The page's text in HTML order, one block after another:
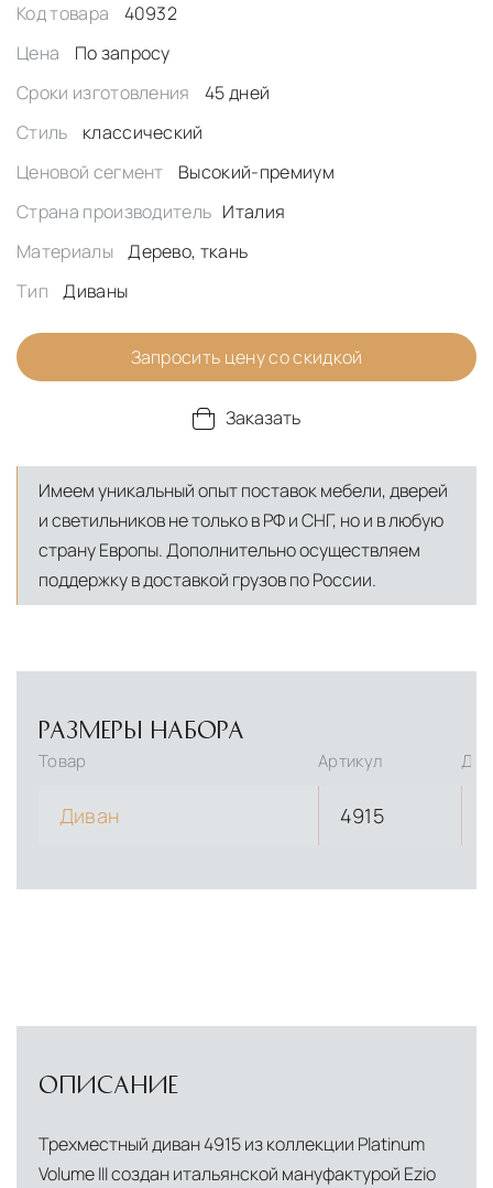
Код товара
40932
Цена
По запросу
Сроки изготовления
45 дней
Стиль
классический
Ценовой сегмент
Высокий-премиум
Страна производитель Италия
Материалы
Дерево, ткань
Тип
Диваны
Запросить цену со скидкой
Заказать
Имеем уникальный опыт поставок мебели, дверей
и светильников не только в РФ и СНГ, но и в любую
страну Европы. Дополнительно осуществляем
поддержку в доставкой грузов по России.
РАЗМЕРЫ НАБОРА
Товар Артикул
Диван 4915
ОПИСАНИЕ
Трехместный диван 4915 из коллекции Platinum
Volume III создан итальянской мануфактурой Ezio